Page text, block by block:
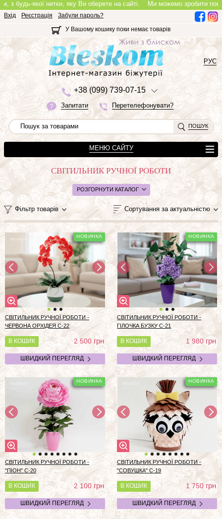
якої нитки, яку Ви оберете на сайті.Ми можемо зробити
Вхід Реєстрація
Забули пароль?
У Вашому кошику поки немає товарів
+38 (099) 739-07-15
Запитати Перетелефонувати?
РУС
ПОШУК
МЕНЮ САЙТУ
СВІТИЛЬНИК РУЧНОЇ РОБОТИ
РОЗГОРНУТИ КАТАЛОГ
Фільтр товарів Сортування за актуальністю
СВІТИЛЬНИК РУЧНОЇ РОБОТИ -
ЧЕРВОНА ОРХІДЕЯ С-22
В КОШИК 2 500грн
ШВИДКИЙ ПЕРЕГЛЯД
СВІТИЛЬНИК РУЧНОЇ РОБОТИ -
ГІЛОЧКА БУЗКУ С-21
В КОШИК 1 980грн
ШВИДКИЙ ПЕРЕГЛЯД
СВІТИЛЬНИК РУЧНОЇ РОБОТИ -
"ПІОН" С-20
В КОШИК 2 100грн
ШВИДКИЙ ПЕРЕГЛЯД
СВІТИЛЬНИК РУЧНОЇ РОБОТИ -
"СОВУШКА" С-19
В КОШИК 1 750грн
ШВИДКИЙ ПЕРЕГЛЯД